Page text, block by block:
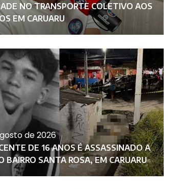
NO TRANSPORTE COLETIVO AOS
EM CARUARU
de 2026
DE 16 ANOS É ASSASSINADO A
BAIRRO SANTA ROSA, EM CARUARU